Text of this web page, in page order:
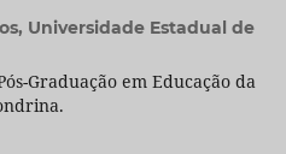
Universidade Estadual de
Graduação em Educação da